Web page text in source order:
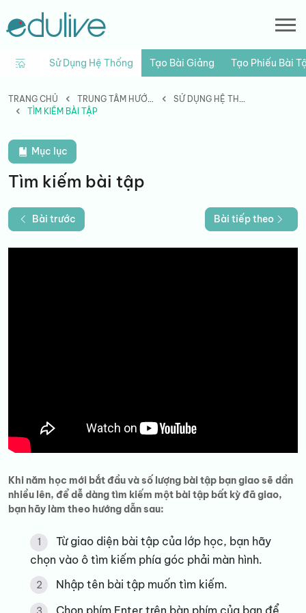
Sử Dụng Hệ Thống Tạo Bài Giảng Tạo Phiếu Bài
TRANG CHỦ TRUNG TÂM HƯỚNG DẪN
SỬ DỤNG HỆ THỐNG
TÌM KIẾM BÀI TẬP
Mục lục
Tìm kiếm bài tập
Bài trước Bài tiếp theo
Khi năm học mới bắt đầu và số lượng bài tập bạn giao sẽ dần
nhiều lên, để dễ dàng tìm kiếm một bài tập bất kỳ đã giao,
bạn hãy làm theo hướng dẫn sau:
Từ giao diện bài tập của lớp học, bạn hãy
chọn vào ô tìm kiếm phía góc phải màn hình.
Nhập tên bài tập muốn tìm kiếm.
Chọn phím Enter trên bàn phím của bạn để